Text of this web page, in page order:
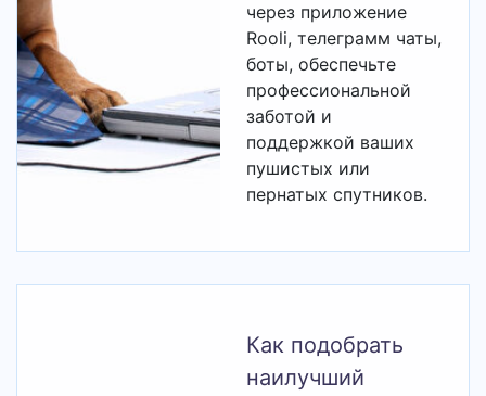
через приложение
Rooli, телеграмм чаты,
боты, обеспечьте
профессиональной
заботой и
поддержкой ваших
пушистых или
пернатых спутников.
Как подобрать
наилучший